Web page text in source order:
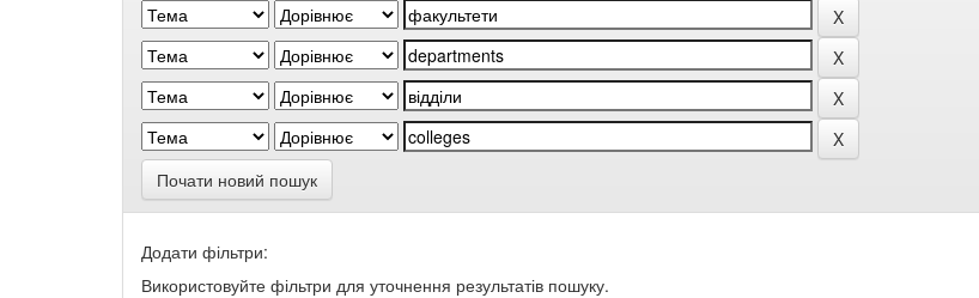
Почати новий пошук
Додати фільтри:
Використовуйте фільтри для уточнення результатів пошуку.